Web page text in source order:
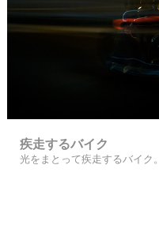
疾走するバイク
光をまとって疾走するバイク。